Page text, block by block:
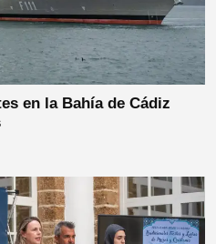
en la Bahía de Cádiz